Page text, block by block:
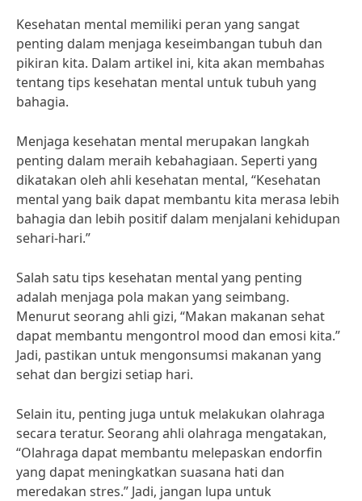
Kesehatan mental memiliki peran yang sangat
penting dalam menjaga keseimbangan tubuh dan
pikiran kita. Dalam artikel ini, kita akan membahas
tentang tips kesehatan mental untuk tubuh yang
bahagia.
Menjaga kesehatan mental merupakan langkah
penting dalam meraih kebahagiaan. Seperti yang
dikatakan oleh ahli kesehatan mental, “Kesehatan
mental yang baik dapat membantu kita merasa lebih
bahagia dan lebih positif dalam menjalani kehidupan
sehari-hari.”
Salah satu tips kesehatan mental yang penting
adalah menjaga pola makan yang seimbang.
Menurut seorang ahli gizi, “Makan makanan sehat
dapat membantu mengontrol mood dan emosi kita.”
Jadi, pastikan untuk mengonsumsi makanan yang
sehat dan bergizi setiap hari.
Selain itu, penting juga untuk melakukan olahraga
secara teratur. Seorang ahli olahraga mengatakan,
“Olahraga dapat membantu melepaskan endorfin
yang dapat meningkatkan suasana hati dan
meredakan stres.” Jadi, jangan lupa untuk